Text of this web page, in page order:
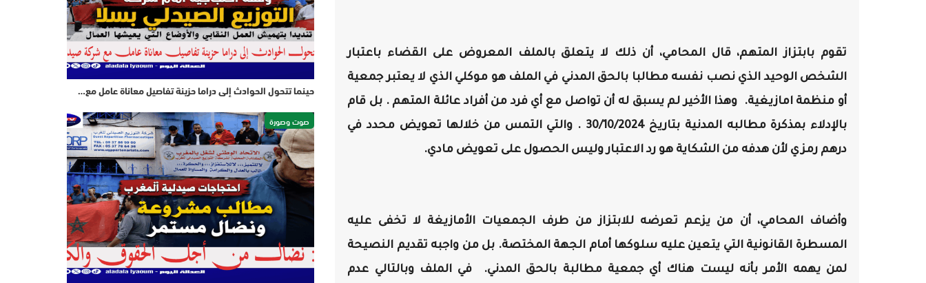
تقوم بابتزاز المتهم، قال المحامي، أن ذلك لا يتعلق بالملف المعروض على القضاء باعتبار
الشخص الوحيد الذي نصب نفسه مطالبا بالحق المدني في الملف هو موكلي الذي لا يعتبر جمعية
أو منظمة امازيغية. وهذا الأخير لم يسبق له أن تواصل مع أي فرد من أفراد عائلة المتهم . بل قام
بالإدلاء بمذكرة مطالبه المدنية بتاريخ 30/10/2024 . والتي التمس من خلالها تعويض محدد في
درهم رمزي لأن هدفه من الشكاية هو رد الاعتبار وليس الحصول على تعويض مادي.
وأضاف المحامي، أن من يزعم تعرضه للابتزاز من طرف الجمعيات الأمازيغة لا تخفى عليه
المسطرة القانونية التي يتعين عليه سلوكها أمام الجهة المختصة. بل من واجبه تقديم النصيحة
لمن يهمه الأمر بأنه ليست هناك أي جمعية مطالبة بالحق المدني. في الملف وبالتالي عدم
حينما تتحول الحوادث إلى دراما حزينة تفاصيل معاناة عامل مع…
صوت وصورة